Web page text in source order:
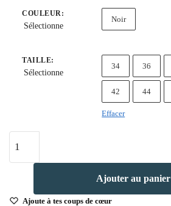
COULEUR :
Sélectionne
Noir
TAILLE:
Sélectionne
34 36
42 44
Effacer
Ajouter au panier
Ajoute à tes coups de cœur